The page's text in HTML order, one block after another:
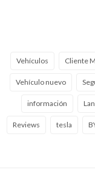
Vehículos Cliente
Vehículo nuevo
información
Reviews tesla